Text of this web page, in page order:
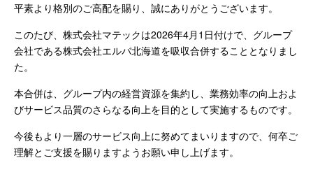
Japanese
平素より格別のご高配を賜り、誠にありがとうございます。
このたび、株式会社マテックは2026年4月1日付けで、グループ
会社である株式会社エルバ北海道を吸収合併することとなりまし
た。
本合併は、グループ内の経営資源を集約し、業務効率の向上およ
びサービス品質のさらなる向上を目的として実施するものです。
今後もより一層のサービス向上に努めてまいりますので、何卒ご
理解とご支援を賜りますようお願い申し上げます。